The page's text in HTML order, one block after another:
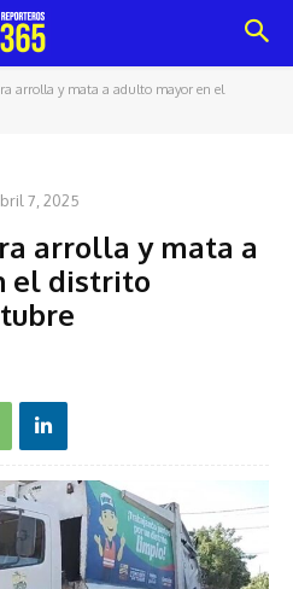
arrolla y mata a adulto mayor en el
7, 2025
arrolla y mata a
el distrito